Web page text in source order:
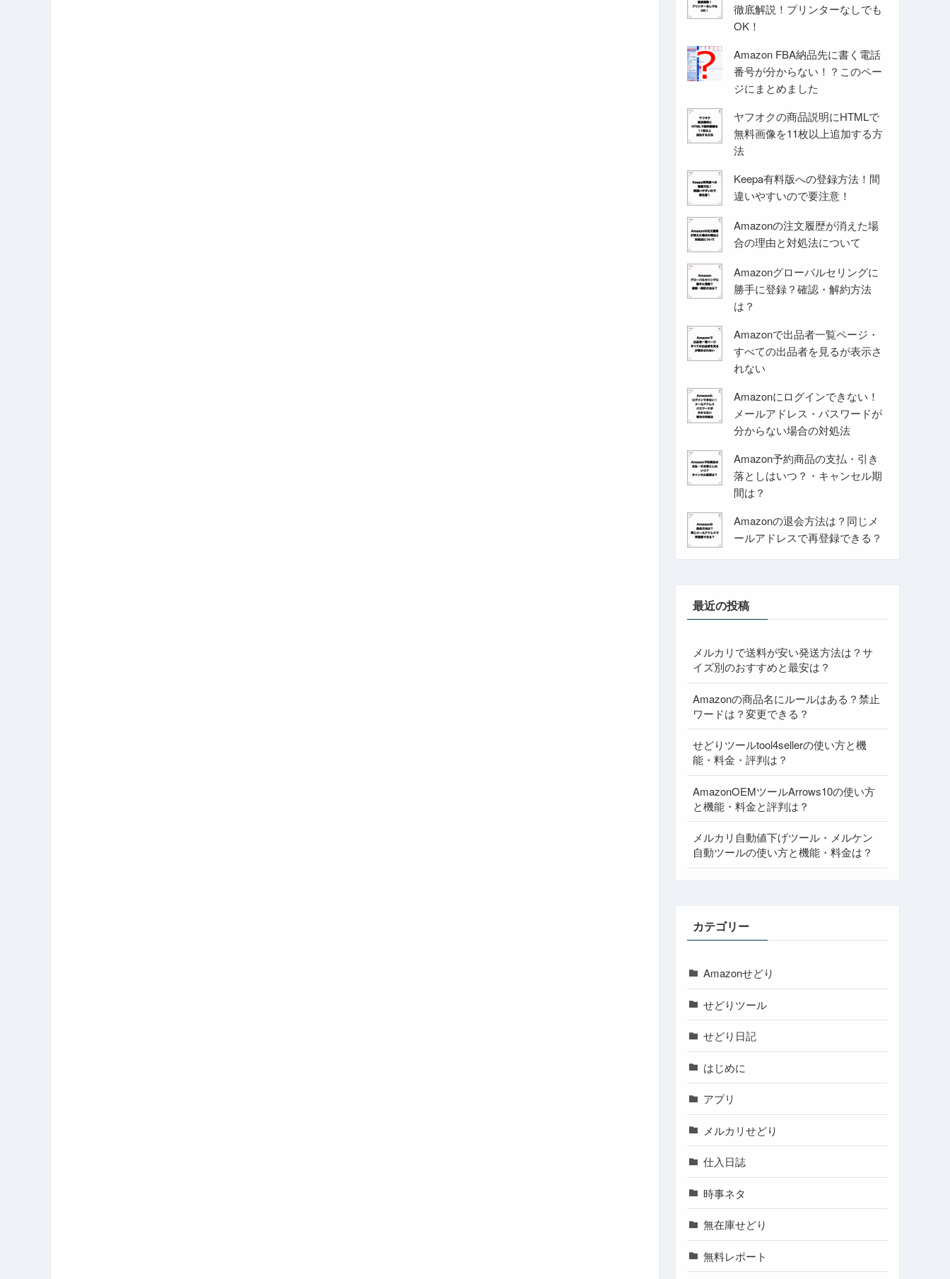
徹底解説！プリンターなしでも
OK！
Amazon FBA納品先に書く電話
番号が分からない！？このペー
ジにまとめました
ヤフオクの商品説明にHTMLで
無料画像を11枚以上追加する方
法
Keepa有料版への登録方法！間
違いやすいので要注意！
Amazonの注文履歴が消えた場
合の理由と対処法について
Amazonグローバルセリングに
勝手に登録？確認・解約方法
は？
Amazonで出品者一覧ページ・
すべての出品者を見るが表示さ
れない
Amazonにログインできない！
メールアドレス・パスワードが
分からない場合の対処法
Amazon予約商品の支払・引き
落としはいつ？・キャンセル期
間は？
Amazonの退会方法は？同じメ
ールアドレスで再登録できる？
最近の投稿
メルカリで送料が安い発送方法は？サ
イズ別のおすすめと最安は？
Amazonの商品名にルールはある？禁止
ワードは？変更できる？
せどりツールtool4sellerの使い方と機
能・料金・評判は？
AmazonOEMツールArrows10の使い方
と機能・料金と評判は？
メルカリ自動値下げツール・メルケン
自動ツールの使い方と機能・料金は？
カテゴリー
Amazonせどり
せどりツール
せどり日記
はじめに
アプリ
メルカリせどり
仕入日誌
時事ネタ
無在庫せどり
無料レポート